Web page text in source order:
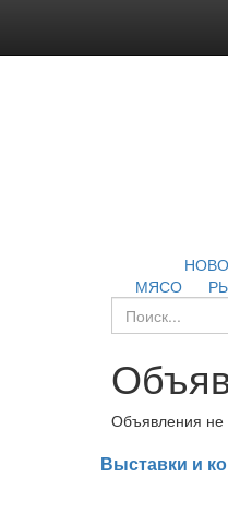
МЯСО
Объявления не
Выставки и